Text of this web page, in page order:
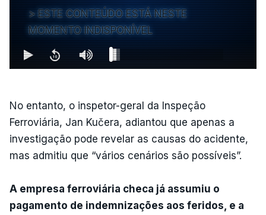
ESTE CONTEÚDO ESTÁ NESTE
MOMENTO INDISPONÍVEL
No entanto, o inspetor-geral da Inspeção
Ferroviária, Jan Kučera, adiantou que apenas a
investigação pode revelar as causas do acidente,
mas admitiu que “vários cenários são possíveis”.
A empresa ferroviária checa já assumiu o
pagamento de indemnizações aos feridos, e a